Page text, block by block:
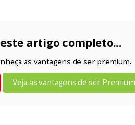
artigo completo...
as vantagens de ser premium.
Veja as vantagens de ser Premium